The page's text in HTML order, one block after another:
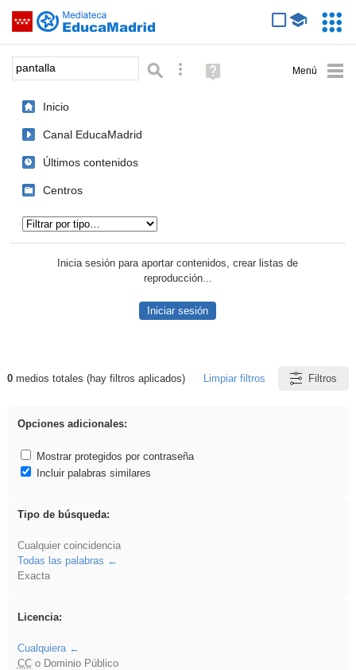
Saltar navegación
Palabra o frase: Búsqueda avanzada
Ayuda
(en
Inicio
Canal EducaMadrid
Últimos contenidos
Centros
Inicia sesión para aportar contenidos, crear listas de
reproducción...
Iniciar sesión
Resultados de: pantalla
0medios totales (hay filtros aplicados) Limpiar filtros Filtros
Opciones adicionales:
Mostrar protegidos por contraseña
Incluir palabras similares
Tipo de búsqueda:
Cualquier coincidencia
Todas las palabras
Exacta
Licencia:
Cualquiera
CCo Dominio Público